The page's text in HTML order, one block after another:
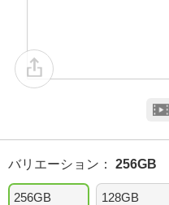
バリエーション ： 256GB
256GB 128GB